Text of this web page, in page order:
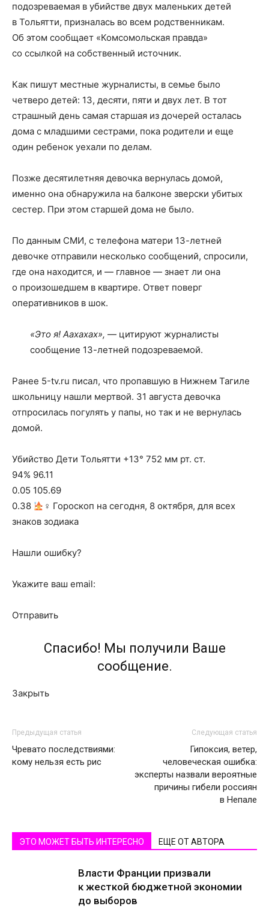
подозреваемая в убийстве двух маленьких детей
в Тольятти, призналась во всем родственникам.
Об этом сообщает «Комсомольская правда»
со ссылкой на собственный источник.
Как пишут местные журналисты, в семье было
четверо детей: 13, десяти, пяти и двух лет. В тот
страшный день самая старшая из дочерей осталась
дома с младшими сестрами, пока родители и еще
один ребенок уехали по делам.
Позже десятилетняя девочка вернулась домой,
именно она обнаружила на балконе зверски убитых
сестер. При этом старшей дома не было.
По данным СМИ, с телефона матери 13-летней
девочке отправили несколько сообщений, спросили,
где она находится, и — главное — знает ли она
о произошедшем в квартире. Ответ поверг
оперативников в шок.
«Это я! Аахахах», — цитируют журналисты
сообщение 13-летней подозреваемой.
Ранее 5-tv.ru писал, что пропавшую в Нижнем Тагиле
школьницу нашли мертвой. 31 августа девочка
отпросилась погулять у папы, но так и не вернулась
домой.
Убийство Дети Тольятти +13° 752 мм рт. ст.
94% 96.11
0.05 105.69
0.38
‍♀ Гороскоп на сегодня, 8 октября, для всех
знаков зодиака
Нашли ошибку?
Укажите ваш email:
Отправить
Спасибо! Мы получили Ваше
сообщение.
Закрыть
Предыдущая статья
Чревато последствиями:
кому нельзя есть рис
Следующая статья
Гипоксия, ветер,
человеческая ошибка:
эксперты назвали вероятные
причины гибели россиян
в Непале
ЭТО МОЖЕТ БЫТЬ ИНТЕРЕСНО ЕЩЕ ОТ АВТОРА
Власти Франции призвали
к жесткой бюджетной экономии
до выборов